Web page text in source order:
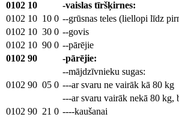
0102 10
-vaislas tīršķirnes:
0102 10 10 0 --grūsnas teles (liellopi līdz
0102 10 30 0 --govis
0102 10 90 0 --pārējie
0102 90
-pārējie:
--mājdzīvnieku sugas:
0102 90 05 0 ---ar svaru ne vairāk kā 80 kg
---ar svaru vairāk nekā 80 kg,
0102 90 21 0 ----kaušanai